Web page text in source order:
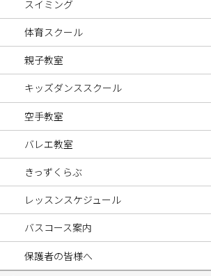
スイミング
体育スクール
親子教室
キッズダンススクール
空手教室
バレエ教室
きっずくらぶ
レッスンスケジュール
バスコース案内
保護者の皆様へ